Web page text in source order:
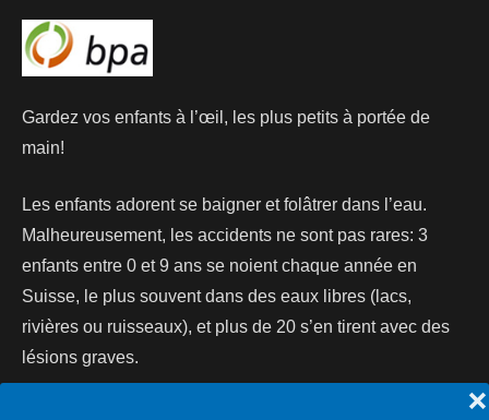
❌
Gardez vos enfants à l’œil, les plus petits à portée de
main!
Les enfants adorent se baigner et folâtrer dans l’eau.
Malheureusement, les accidents ne sont pas rares: 3
enfants entre 0 et 9 ans se noient chaque année en
Suisse, le plus souvent dans des eaux libres (lacs,
rivières ou ruisseaux), et plus de 20 s’en tirent avec des
lésions graves.